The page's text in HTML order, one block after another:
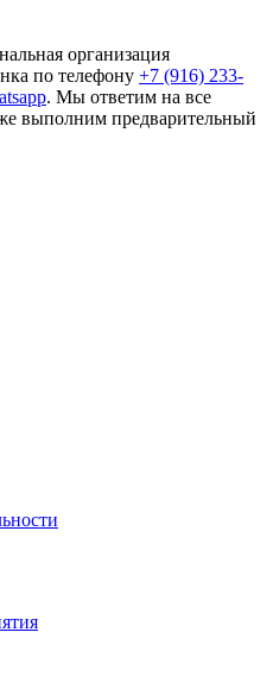
организация
по телефону +7 (916) 233-
. Мы ответим на все
выполним предварительный